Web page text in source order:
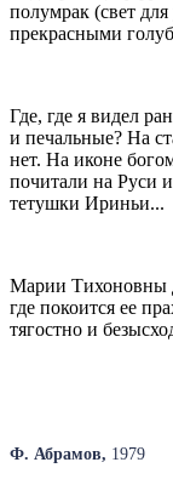
полумрак (свет
прекрасными
Где, где я видел
и печальные? На
нет. На иконе
почитали на Руси
тетушки Ириньи...
Марии Тихоновны
где покоится ее
тягостно и
Ф. Абрамов, 1979